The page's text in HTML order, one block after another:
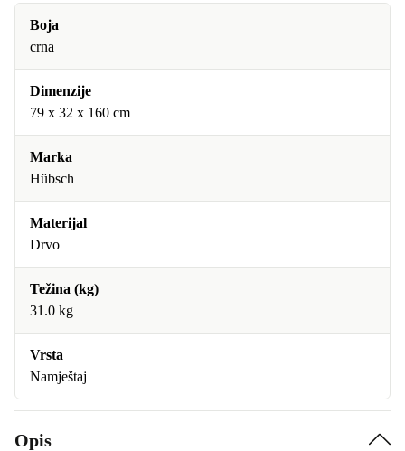
Boja
crna
Dimenzije
79 x 32 x 160 cm
Marka
Hübsch
Materijal
Drvo
Težina (kg)
31.0 kg
Vrsta
Namještaj
Opis